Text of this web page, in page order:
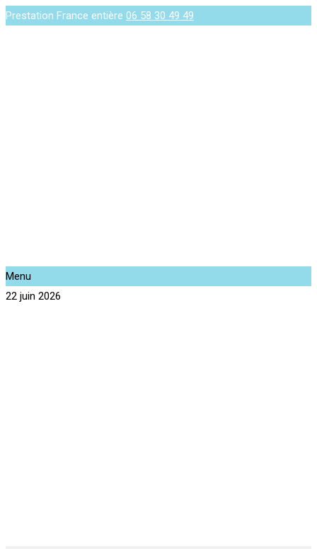
Prestation France entière 06 58 30 49 49
Menu
22 juin 2026